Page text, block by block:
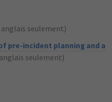
anglais seulement)
pre-incident planning and a
seulement)